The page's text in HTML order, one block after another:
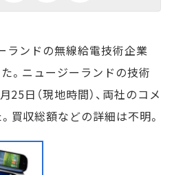
ランドの無線給電技術企業
。ニュージーランドの技術
25日（現地時間）、両社のコメ
買収総額などの詳細は不明。